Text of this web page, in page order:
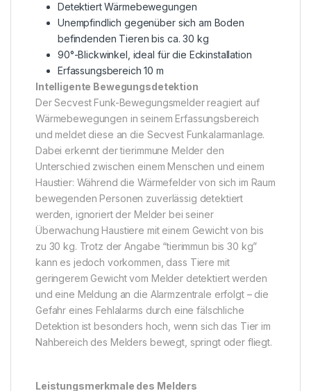
Detektiert Wärmebewegungen
Unempfindlich gegenüber sich am Boden
befindenden Tieren bis ca. 30 kg
90°-Blickwinkel, ideal für die Eckinstallation
Erfassungsbereich 10 m
Intelligente Bewegungsdetektion
Der Secvest Funk-Bewegungsmelder reagiert auf
Wärmebewegungen in seinem Erfassungsbereich
und meldet diese an die Secvest Funkalarmanlage.
Dabei erkennt der tierimmune Melder den
Unterschied zwischen einem Menschen und einem
Haustier: Während die Wärmefelder von sich im Raum
bewegenden Personen zuverlässig detektiert
werden, ignoriert der Melder bei seiner
Überwachung Haustiere mit einem Gewicht von bis
zu 30 kg. Trotz der Angabe “tierimmun bis 30 kg”
kann es jedoch vorkommen, dass Tiere mit
geringerem Gewicht vom Melder detektiert werden
und eine Meldung an die Alarmzentrale erfolgt – die
Gefahr eines Fehlalarms durch eine fälschliche
Detektion ist besonders hoch, wenn sich das Tier im
Nahbereich des Melders bewegt, springt oder fliegt.
Leistungsmerkmale des Melders